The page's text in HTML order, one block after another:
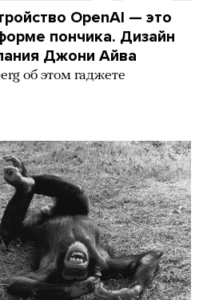
OpenAI — это
пончика. Дизайн
Джони Айва
об этом гаджете